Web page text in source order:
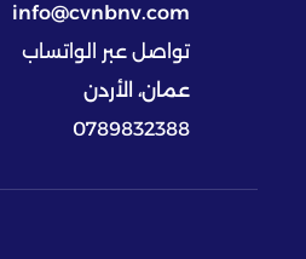
info@cvnbnv.com
تواصل عبر الواتساب
عمان، الأردن
0789832388